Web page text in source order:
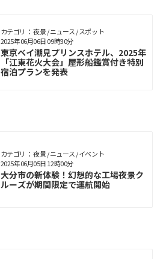
カテゴリ： 夜景 / ニュース / スポット
東京ベイ潮見プリンスホテル、2025年
「江東花火大会」屋形船鑑賞付き特別
宿泊プランを発表
2025年06月06日 09時30分
カテゴリ： 夜景 / ニュース / イベント
大分市の新体験！幻想的な工場夜景ク
ルーズが期間限定で運航開始
2025年06月05日 12時00分